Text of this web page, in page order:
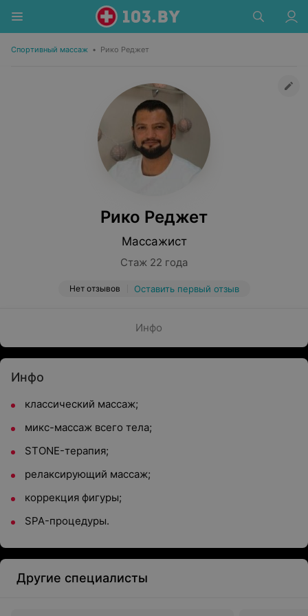
Спортивный массаж • Рико Реджет
Рико Реджет
Массажист
Стаж 22 года
Нет отзывов Оставить первый отзыв
Инфо
Инфо
классический массаж;
микс-массаж всего тела;
STONE-терапия;
релаксирующий массаж;
коррекция фигуры;
SPA-процедуры.
Другие специалисты